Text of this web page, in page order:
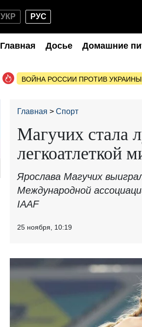
УКР РУС
Главная Досье Домашние
ВОЙНА РОССИИ ПРОТИВ УКРАИНЫ
Главная Спорт
Магучих стала
легкоатлеткой
Ярослава Магучих
Международной
IАAF
25 ноября, 10:19